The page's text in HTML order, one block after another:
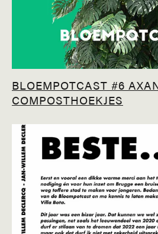
BLOEMPOTCAST #6
COMPOSTHOEKJES